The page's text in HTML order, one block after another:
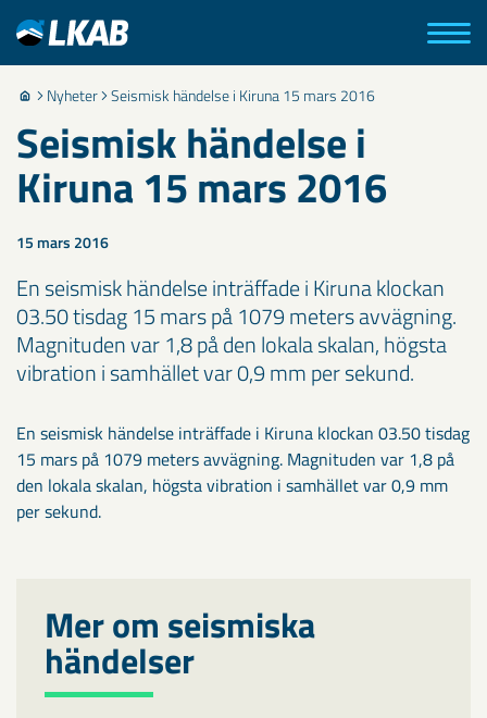
Nyheter Seismisk händelse i Kiruna 15 mars 2016
Seismisk händelse i
Kiruna 15 mars 2016
15 mars 2016
En seismisk händelse inträffade i Kiruna klockan
03.50 tisdag 15 mars på 1079 meters avvägning.
Magnituden var 1,8 på den lokala skalan, högsta
vibration i samhället var 0,9 mm per sekund.
En seismisk händelse inträffade i Kiruna klockan 03.50 tisdag
15 mars på 1079 meters avvägning. Magnituden var 1,8 på
den lokala skalan, högsta vibration i samhället var 0,9 mm
per sekund.
Mer om seismiska
händelser